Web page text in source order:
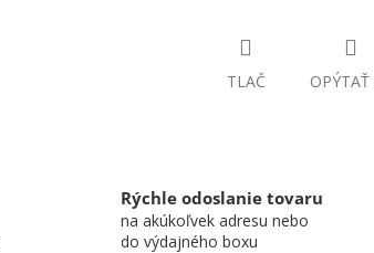
TLAČ OPÝTAŤ
Rýchle odoslanie tovaru
na akúkoľvek adresu nebo
do výdajného boxu